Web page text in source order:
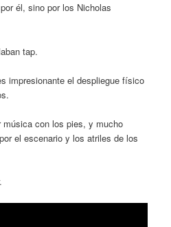
él, sino por los Nicholas
tap.
impresionante el despliegue físico
música con los pies, y mucho
el escenario y los atriles de los